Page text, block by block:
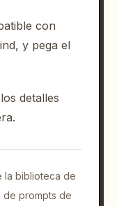
con
y pega el
detalles
la biblioteca de
de prompts de